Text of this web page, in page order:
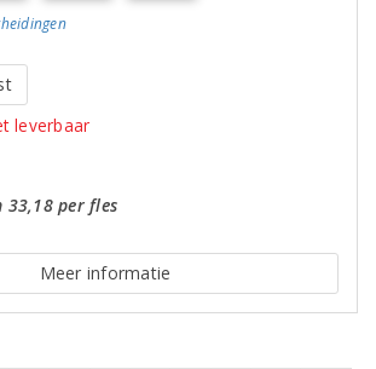
leverbaar
33,18 per fles
Meer informatie